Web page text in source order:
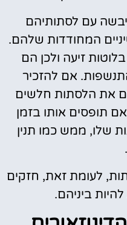
עם לסתותיהם
המחודדות שלהם.
זיעה ולכן הם
אם להזכיר
את הלסתות חלשים
תופסים אותו בזמן
שלו, ממש כמו תנין
לעומת זאת, חזקים
ביניהם.